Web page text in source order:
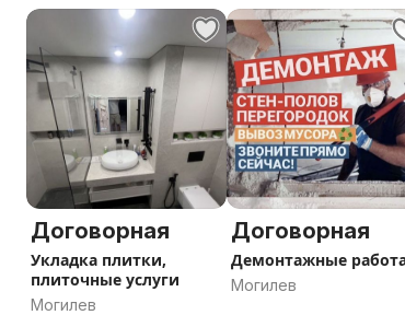
шпаклевка, покраска
поклейка обоев, ук
Договорная
Укладка плитки,
плиточные услуги
Могилев
Договорная
Демонтажные
Могилев